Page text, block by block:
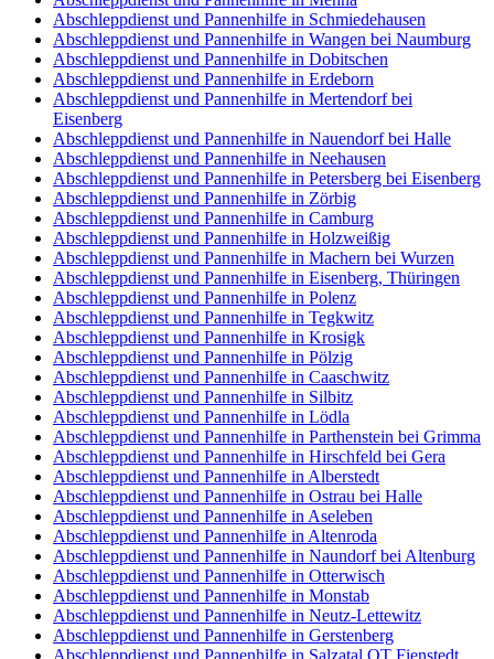
Abschleppdienst und Pannenhilfe in Schmiedehausen
Abschleppdienst und Pannenhilfe in Wangen bei Naumburg
Abschleppdienst und Pannenhilfe in Dobitschen
Abschleppdienst und Pannenhilfe in Erdeborn
Abschleppdienst und Pannenhilfe in Mertendorf bei
Eisenberg
Abschleppdienst und Pannenhilfe in Nauendorf bei Halle
Abschleppdienst und Pannenhilfe in Neehausen
Abschleppdienst und Pannenhilfe in Petersberg bei Eisenberg
Abschleppdienst und Pannenhilfe in Zörbig
Abschleppdienst und Pannenhilfe in Camburg
Abschleppdienst und Pannenhilfe in Holzweißig
Abschleppdienst und Pannenhilfe in Machern bei Wurzen
Abschleppdienst und Pannenhilfe in Eisenberg, Thüringen
Abschleppdienst und Pannenhilfe in Polenz
Abschleppdienst und Pannenhilfe in Tegkwitz
Abschleppdienst und Pannenhilfe in Krosigk
Abschleppdienst und Pannenhilfe in Pölzig
Abschleppdienst und Pannenhilfe in Caaschwitz
Abschleppdienst und Pannenhilfe in Silbitz
Abschleppdienst und Pannenhilfe in Lödla
Abschleppdienst und Pannenhilfe in Parthenstein bei Grimma
Abschleppdienst und Pannenhilfe in Hirschfeld bei Gera
Abschleppdienst und Pannenhilfe in Alberstedt
Abschleppdienst und Pannenhilfe in Ostrau bei Halle
Abschleppdienst und Pannenhilfe in Aseleben
Abschleppdienst und Pannenhilfe in Altenroda
Abschleppdienst und Pannenhilfe in Naundorf bei Altenburg
Abschleppdienst und Pannenhilfe in Otterwisch
Abschleppdienst und Pannenhilfe in Monstab
Abschleppdienst und Pannenhilfe in Neutz-Lettewitz
Abschleppdienst und Pannenhilfe in Gerstenberg
Abschleppdienst und Pannenhilfe in Salzatal OT Fienstedt